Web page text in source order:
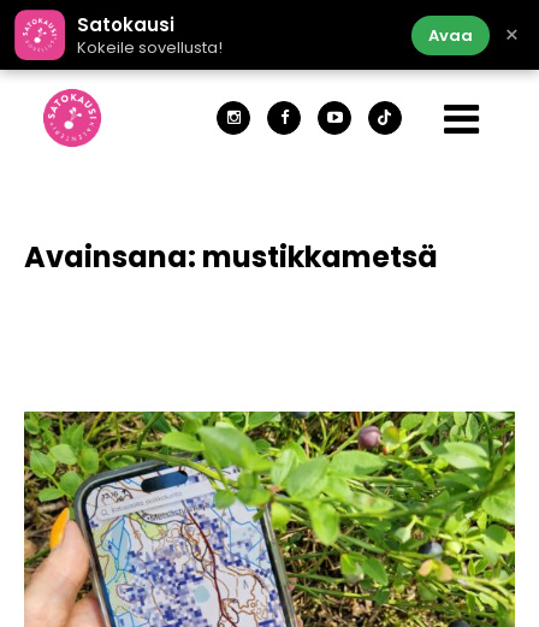
Satokausi
Kokeile sovellusta!
Avaa ×
Avainsana: mustikkametsä